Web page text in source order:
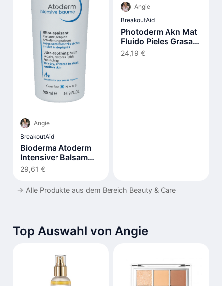
Angie
BreakoutAid
Bioderma Atoderm
Intensiver Balsam
500ml
29,61 €
Angie
BreakoutAid
Photoderm Akn Mat
Fluido Pieles Grasas
Y Acnéicas Spf30 40
24,19 €
→ Alle Produkte aus dem Bereich Beauty & Care
Top Auswahl von Angie